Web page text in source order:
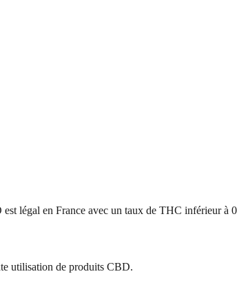
légal en France avec un taux de THC inférieur à
utilisation de produits CBD.